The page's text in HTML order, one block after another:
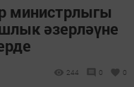
министрлыгы
әзерләүне
244 0 0